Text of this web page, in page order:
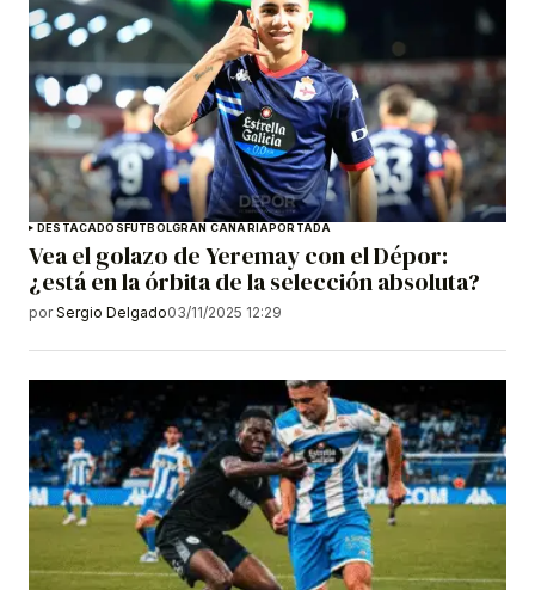
DESTACADOS FÚTBOLGRAN CANARIAPORTADA
Vea el golazo de Yeremay con el Dépor:
¿está en la órbita de la selección absoluta?
por Sergio Delgado03/11/2025 12:29